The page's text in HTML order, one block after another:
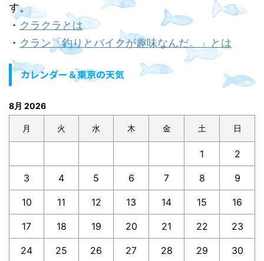
す。
・ クラクラとは
・ クラン「釣りとバイクが趣味なんだ。」とは
カレンダー＆東京の天気
8月 2026
月 火 水 木 金 土 日
1 2
3 4 5 6 7 8 9
10 11 12 13 14 15 16
17 18 19 20 21 22 23
24 25 26 27 28 29 30